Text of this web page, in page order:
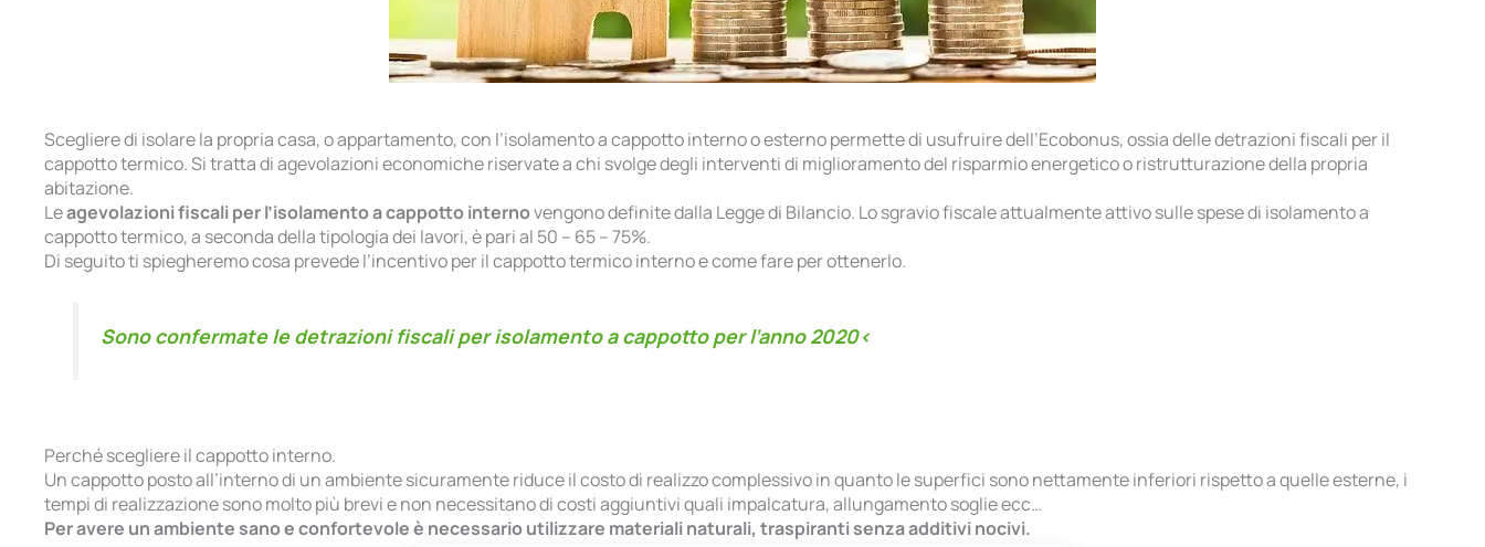
Scegliere di isolare la propria casa, o appartamento, con l’isolamento a cappotto interno o esterno permette di usufruire dell’Ecobonus, ossia delle detrazioni fiscali per il
cappotto termico. Si tratta di agevolazioni economiche riservate a chi svolge degli interventi di miglioramento del risparmio energetico o ristrutturazione della propria
abitazione.
Leagevolazioni fiscali per l’isolamento a cappotto internovengono definite dalla Legge di Bilancio. Lo sgravio fiscale attualmente attivo sulle spese di isolamento a
cappotto termico, a seconda della tipologia dei lavori, è pari al 50 – 65 – 75%.
Di seguito ti spiegheremo cosa prevede l’incentivo per il cappotto termico interno e come fare per ottenerlo.
Sono confermate le detrazioni fiscali per isolamento a cappotto per l’anno 2020<
Perché scegliere il cappotto interno.
Un cappotto posto all’interno di un ambiente sicuramente riduce il costo di realizzo complessivo in quanto le superfici sono nettamente inferiori rispetto a quelle esterne, i
tempi di realizzazione sono molto più brevi e non necessitano di costi aggiuntivi quali impalcatura, allungamento soglie ecc…
Per avere un ambiente sano e confortevole è necessario utilizzare materiali naturali, traspiranti senza additivi nocivi.